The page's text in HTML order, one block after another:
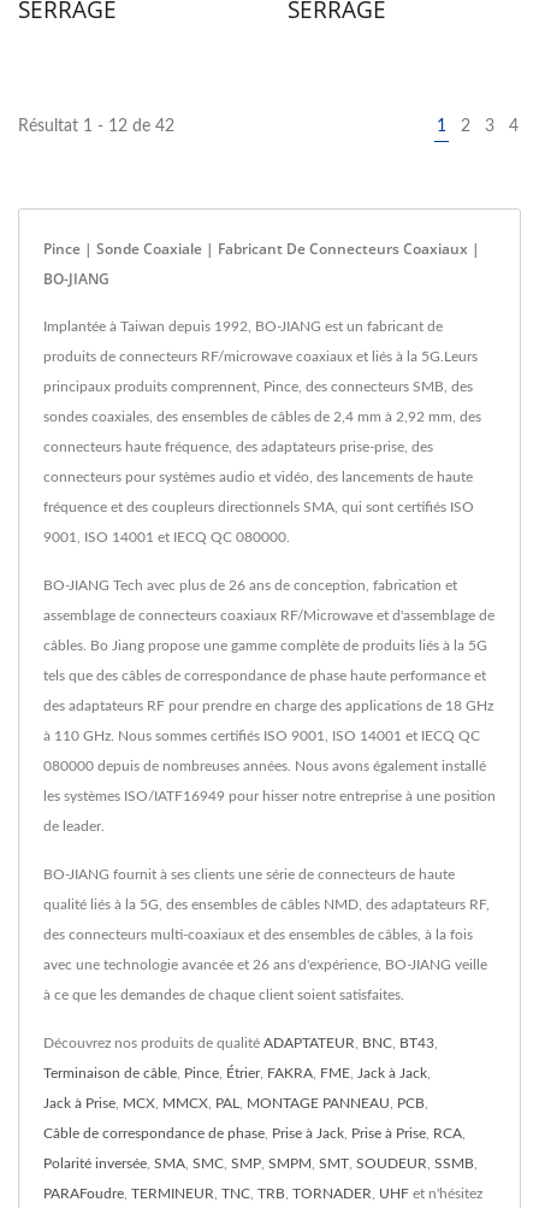
SERRAGE SERRAGE
Résultat 1 - 12 de 42 1 2 3 4
Pince | Sonde Coaxiale | Fabricant De Connecteurs Coaxiaux |
BO-JIANG
Implantée à Taiwan depuis 1992, BO-JIANG est un fabricant de
produits de connecteurs RF/microwave coaxiaux et liés à la 5G.Leurs
principaux produits comprennent, Pince, des connecteurs SMB, des
sondes coaxiales, des ensembles de câbles de 2,4 mm à 2,92 mm, des
connecteurs haute fréquence, des adaptateurs prise-prise, des
connecteurs pour systèmes audio et vidéo, des lancements de haute
fréquence et des coupleurs directionnels SMA, qui sont certifiés ISO
9001, ISO 14001 et IECQ QC 080000.
BO-JIANG Tech avec plus de 26 ans de conception, fabrication et
assemblage de connecteurs coaxiaux RF/Microwave et d'assemblage de
câbles. Bo Jiang propose une gamme complète de produits liés à la 5G
tels que des câbles de correspondance de phase haute performance et
des adaptateurs RF pour prendre en charge des applications de 18 GHz
à 110 GHz. Nous sommes certifiés ISO 9001, ISO 14001 et IECQ QC
080000 depuis de nombreuses années. Nous avons également installé
les systèmes ISO/IATF16949 pour hisser notre entreprise à une position
de leader.
BO-JIANG fournit à ses clients une série de connecteurs de haute
qualité liés à la 5G, des ensembles de câbles NMD, des adaptateurs RF,
des connecteurs multi-coaxiaux et des ensembles de câbles, à la fois
avec une technologie avancée et 26 ans d'expérience, BO-JIANG veille
à ce que les demandes de chaque client soient satisfaites.
Découvrez nos produits de qualité ADAPTATEUR BNC BT43
Terminaison de câble Pince Étrier, FAKRA FME Jack à Jack
Jack à Prise MCX MMCX PAL MONTAGE PANNEAU PCB
Câble de correspondance de phase Prise à Jack Prise à Prise RCA
Polarité inversée SMA SMC SMP SMPM SMT SOUDEUR SSMB
PARAFoudre TERMINEUR TNC TRB TORNADER UHF et n'hésitez